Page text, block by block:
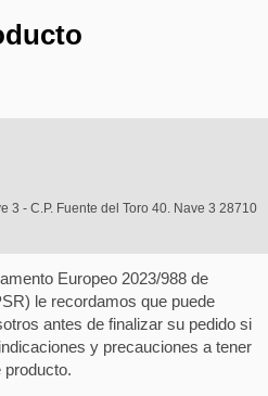
3 - C.P. Fuente del Toro 40. Nave 3 28710
Europeo 2023/988 de
le recordamos que puede
antes de finalizar su pedido si
y precauciones a tener
producto.